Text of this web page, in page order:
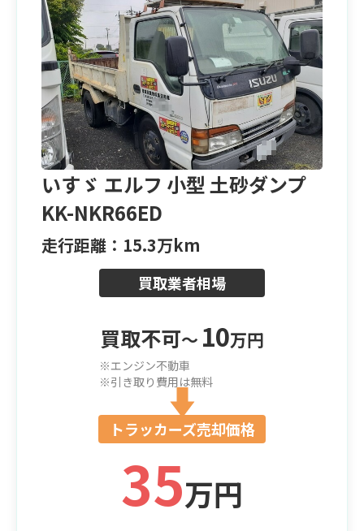
いすゞ エルフ 小型 土砂ダンプ
KK-NKR66ED
走行距離：15.3万km
買取業者相場
買取不可〜 10万円
※エンジン不動車
※引き取り費用は無料
トラッカーズ売却価格
35万円